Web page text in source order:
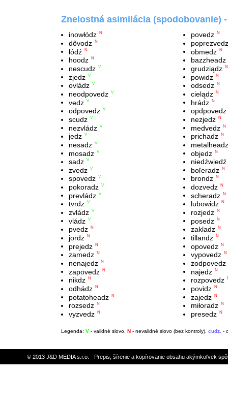
Znelostná asimilácia (spodobovanie)
inowłódz N
dôvodz N
łódź N
hoodz N
nescudz V
zjedz V
ovládz V
neodpovedz V
vedz V
odpovedz V
scudz V
nezvládz V
jedz V
nesadz V
mosadz V
sadz V
zvedz V
spovedz V
pokoradz V
prevládz V
tvrdz V
zvládz V
vládz V
pvedz N
jordz N
prejedz N
zamedz N
nenajedz N
zapovedz N
nikdz N
odhádz N
potatoheadz N
rozsedz N
vyzvedz N
povedz N
poprezvedz
obmedz N
bazzheadz
grudziądz
N
powidz N
odsedz N
cielądz N
hrádz N
opdpovedz
nezjedz
N
medvedz N
prichadz N
metalheadz
objedz N
niedźwiedź
boľeradz
N
brondz N
dozvedz N
scheradz N
lubowidz N
rozjedz N
posedz N
zakladz N
tillandz N
opovedz N
vypovedz N
zodpovedz
najedz
N
rozpovedz
povidz N
zajedz N
miłoradz N
presedz N
Legenda: V - validné slovo, N - nevalidné slovo (bez kontroly), cudz. -
© 2013 J&D MEDIA s.r.o. - Prepis, šírenie a kopírovanie obsahu akýmkoľvek